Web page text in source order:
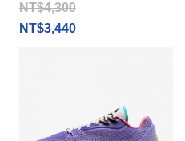
NT$4,300
NT$3,440